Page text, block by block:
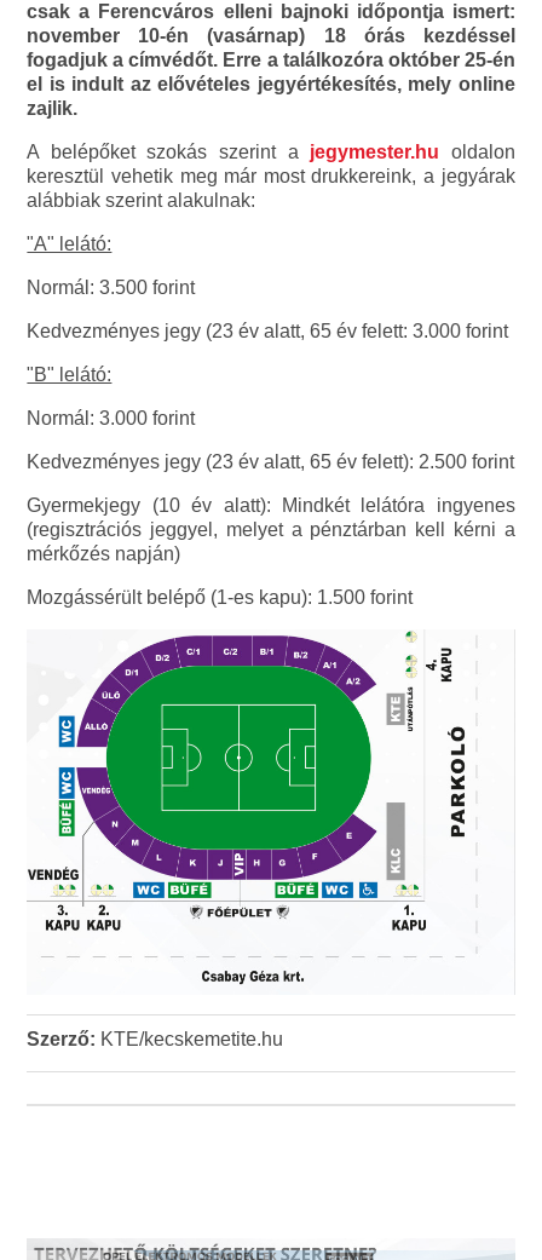
csak a Ferencváros elleni bajnoki időpontja ismert:
november 10-én (vasárnap) 18 órás kezdéssel
fogadjuk a címvédőt. Erre a találkozóra október 25-én
el is indult az elővételes jegyértékesítés, mely online
zajlik.
A belépőket szokás szerint a jegymester.hu oldalon
keresztül vehetik meg már most drukkereink, a jegyárak
alábbiak szerint alakulnak:
"A" lelátó:
Normál: 3.500 forint
Kedvezményes jegy (23 év alatt, 65 év felett: 3.000 forint
"B" lelátó:
Normál: 3.000 forint
Kedvezményes jegy (23 év alatt, 65 év felett): 2.500 forint
Gyermekjegy (10 év alatt): Mindkét lelátóra ingyenes
(regisztrációs jeggyel, melyet a pénztárban kell kérni a
mérkőzés napján)
Mozgássérült belépő (1-es kapu): 1.500 forint
Szerző: KTE/kecskemetite.hu